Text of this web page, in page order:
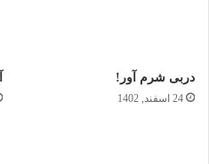
دربی شرم آور!
24 اسفند, 1402